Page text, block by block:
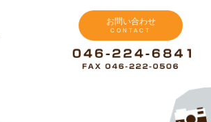
お問い合わせ
CONTACT